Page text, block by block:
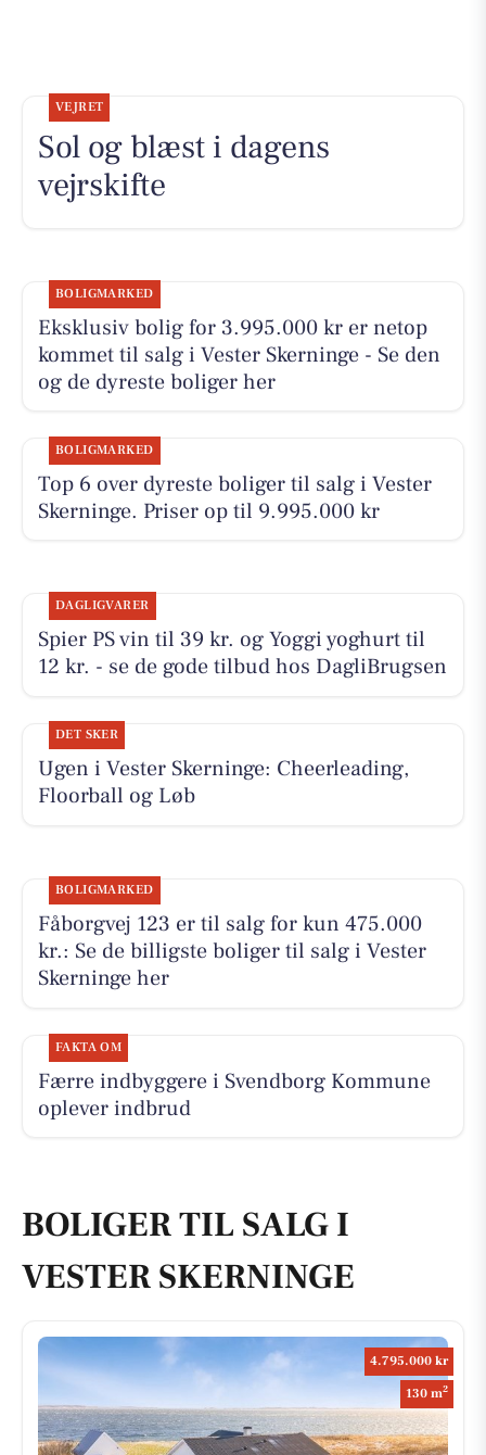
VEJRET
Sol og blæst i dagens
vejrskifte
BOLIGMARKED
Eksklusiv bolig for 3.995.000 kr er netop
kommet til salg i Vester Skerninge - Se den
og de dyreste boliger her
BOLIGMARKED
Top 6 over dyreste boliger til salg i Vester
Skerninge. Priser op til 9.995.000 kr
DAGLIGVARER
Spier PS vin til 39 kr. og Yoggi yoghurt til
12 kr. - se de gode tilbud hos DagliBrugsen
DET SKER
Ugen i Vester Skerninge: Cheerleading,
Floorball og Løb
BOLIGMARKED
Fåborgvej 123 er til salg for kun 475.000
kr.: Se de billigste boliger til salg i Vester
Skerninge her
FAKTA OM
Færre indbyggere i Svendborg Kommune
oplever indbrud
BOLIGER TIL SALG I
VESTER SKERNINGE
4.795.000 kr
130 m2